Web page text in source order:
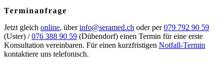
Terminanfrage
Jetzt gleich online, überinfo@seramed.ch oder per079 792 90 59
(Uster) /076 388 90 59 (Dübendorf) einen Termin für eine erste
Konsultation vereinbaren. Für einen kurzfristigen Notfall-Termin
kontaktiere uns telefonisch.